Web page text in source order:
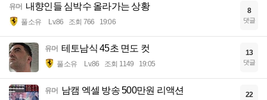
유머 내향인들 심박수 올라가는 상황
풀소유 Lv.86 조회 766 19:06
8
댓글
유머 테토남식 45초 면도 컷
풀소유 Lv.86 조회 1149 19:05
13
댓글
유머 남캠 엑셀 방송 500만원 리액션 22